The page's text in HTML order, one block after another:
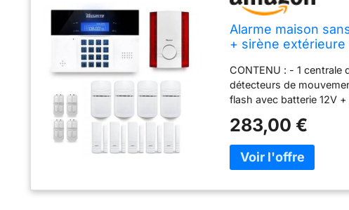
Alarme maison
+ sirène
CONTENU : - 1 centrale
détecteurs de
flash avec batterie 12V +
simple et rapide. Vous
Bénéficiez d'une
l'installation auprès de
détecteurs et la centrale
sécurité permettant une
283,00 €